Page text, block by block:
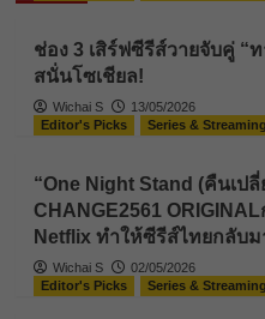
ช่อง 3 เสิร์ฟซีรีส์วายจับคู่ “
สนั่นโซเชียล!
Wichai S
13/05/2026
Editor's Picks
Series & Streaming
“One Night Stand (คืนเป
CHANGE2561
Netflix ทำให้ซีรีส์ไทยกลับ
Wichai S
02/05/2026
Editor's Picks
Series & Streaming